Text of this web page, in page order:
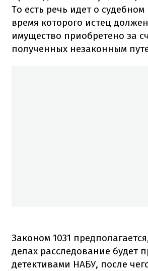
То есть речь идет о
время которого истец
имущество приобретено за
полученных незаконным
Законом 1031
делах расследование будет
детективами НАБУ, после